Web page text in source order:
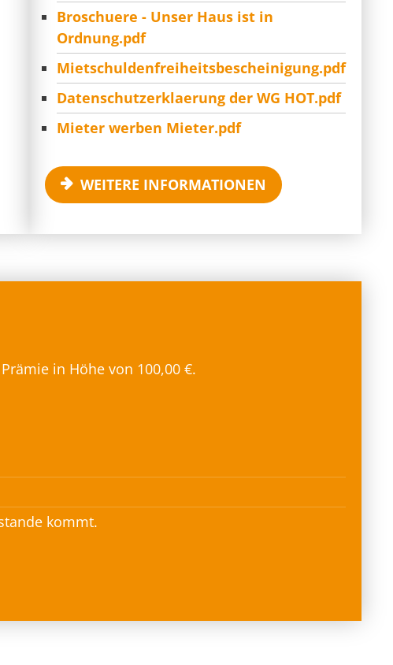
Broschuere - Unser Haus ist in
Ordnung.pdf
Mietschuldenfreiheitsbescheinigung.pdf
Datenschutzerklaerung der WG HOT.pdf
Mieter werben Mieter.pdf
WEITERE INFORMATIONEN
in Höhe von 100,00 €.
kommt.